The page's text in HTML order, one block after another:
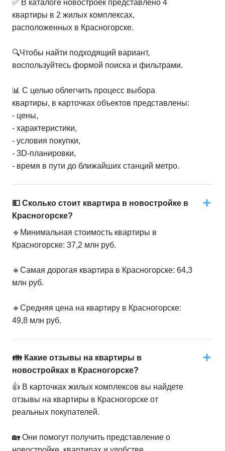
5+ комн. кв.
✅ В каталоге новостроек представлено 4
квартиры в 2 жилых комплексах,
расположенных в Красногорске.
🔍Чтобы найти подходящий вариант,
воспользуйтесь формой поиска и фильтрами.
📊 С целью облегчить процесс выбора
квартиры, в карточках объектов представлены:
- цены,
- характеристики,
- условия покупки,
- 3D-планировки,
- время в пути до ближайших станций метро.
💵 Сколько стоит квартира в новостройке в
Красногорске?
🔹Минимальная стоимость квартиры в
Красногорске: 37,2 млн руб.
🔹Самая дорогая квартира в Красногорске: 64,3
млн руб.
🔹Средняя цена на квартиру в Красногорске:
49,8 млн руб.
👪 Какие отзывы на квартиры в
новостройках в Красногорске?
👍 В карточках жилых комплексов вы найдете
отзывы на квартиры в Красногорске от
реальных покупателей.
🏡 Они помогут получить представление о